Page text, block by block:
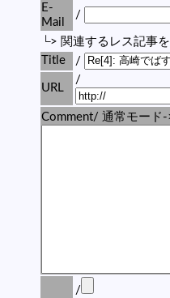
E-
Mail
/
└> 関連するレス記事
Title
/
URL
/
Comment/ 通常モード-
/